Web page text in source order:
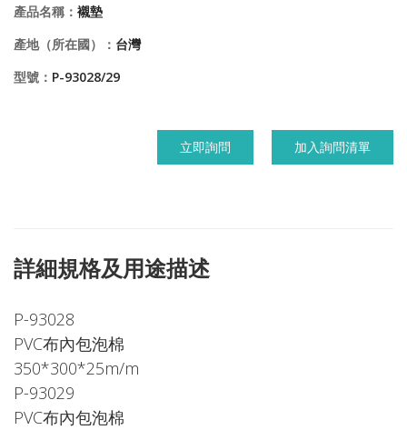
產品名稱： 襯墊
產地（所在國）： 台灣
型號： P-93028/29
立即詢問 加入詢問清單
詳細規格及用途描述
P-93028
PVC布內包泡棉
350*300*25m/m
P-93029
PVC布內包泡棉